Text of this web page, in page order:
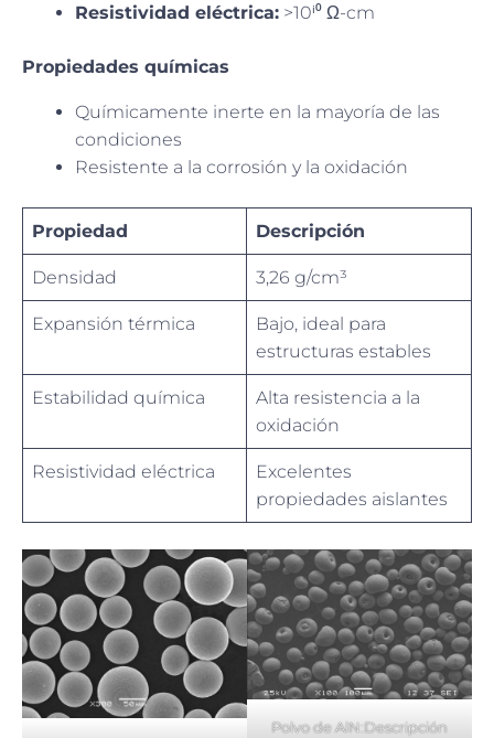
Resistividad eléctrica: >10ⁱ⁰ Ω-cm
Propiedades químicas
Químicamente inerte en la mayoría de las
condiciones
Resistente a la corrosión y la oxidación
Propiedad Descripción
Densidad 3,26 g/cm³
Expansión térmica
Bajo, ideal para
estructuras estables
Estabilidad química
Alta resistencia a la
oxidación
Resistividad eléctrica
Excelentes
propiedades aislantes
Polvo de AlN:Descripción